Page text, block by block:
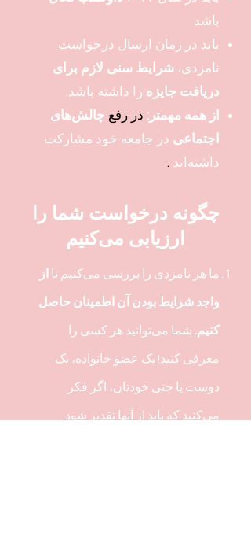
باشد
باید در زمان ارسال درخواست
نامزدی، شرایط سنی لازم برای
دریافت جایزه را داشته باشد.
از همه مهمتر: در رفع چالش‌های
اجتماعی در جامعه خود مشارکت
داشته‌اند .
چگونه درخواست شما را
ارزیابی می‌کنیم
ما هر نامزدی را بررسی می‌کنیم تا از
واجد شرایط بودن آن اطمینان حاصل
کنیم. شما می‌توانید هر کسی را
معرفی کنید! یک عضو خانواده، یک
دوست یا حتی خودتان، اگر فکر
می‌کنید که باید از آنها تقدیر شود.